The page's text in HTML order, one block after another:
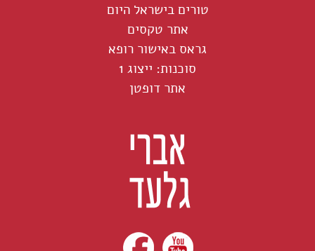
טורים בישראל היום
אתר טקסים
גראס באישור רופא
סוכנות: ייצוג 1
אתר דופטן